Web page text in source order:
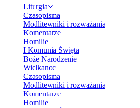
Liturgia
Czasopisma
Modlitewniki i rozważania
Komentarze
Homilie
I Komunia Święta
Boże Narodzenie
Wielkanoc
Czasopisma
Modlitewniki i rozważania
Komentarze
Homilie